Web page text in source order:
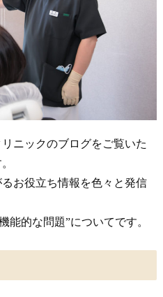
ニックのブログをご覧いた
お役立ち情報を色々と発信
能的な問題”についてです。